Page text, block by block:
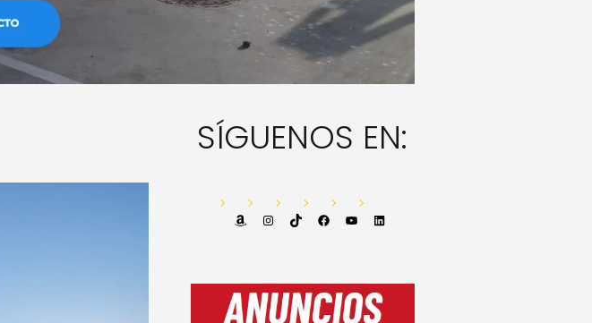
SÍGUENOS EN:
AmazonInstagram
TikTokFacebook
YouTubeLinkedIn